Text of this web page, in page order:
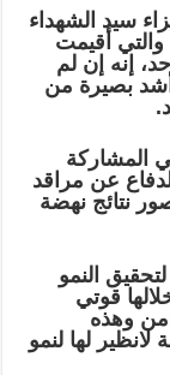
سيد الشهداء
والتي أقيمت
إنه إن لم
بصيرة من
المشاركة
عن مراقد
نتائج نهضة
النمو
قوتي
وهذه
لها لنمو